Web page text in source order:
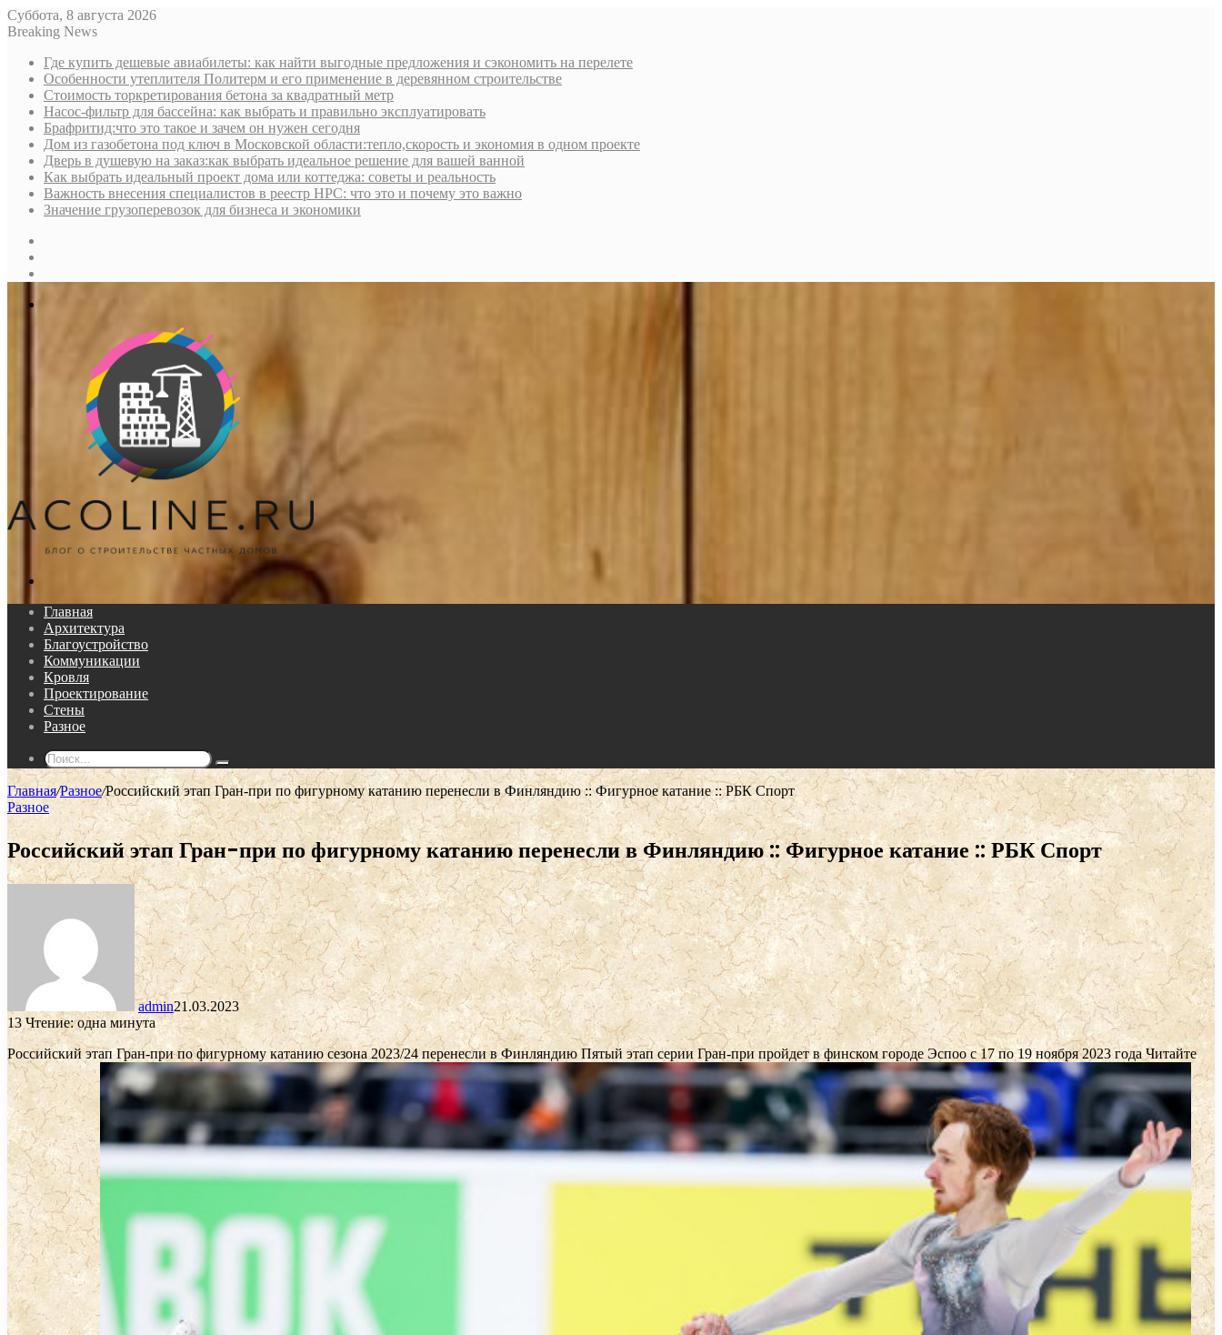
Суббота, 8 августа 2026
Breaking News
Где купить дешевые авиабилеты: как найти выгодные предложения и сэкономить на перелете
Особенности утеплителя Политерм и его применение в деревянном строительстве
Стоимость торкретирования бетона за квадратный метр
Насос-фильтр для бассейна: как выбрать и правильно эксплуатировать
Брафритид:что это такое и зачем он нужен сегодня
Дом из газобетона под ключ в Московской области:тепло,скорость и экономия в одном проекте
Дверь в душевую на заказ:как выбрать идеальное решение для вашей ванной
Как выбрать идеальный проект дома или коттеджа: советы и реальность
Важность внесения специалистов в реестр НРС: что это и почему это важно
Значение грузоперевозок для бизнеса и экономики
Главная
Архитектура
Благоустройство
Коммуникации
Кровля
Проектирование
Стены
Разное
Поиск...
Главная/Разное/Российский этап Гран-при по фигурному катанию перенесли в Финляндию :: Фигурное катание :: РБК Спорт
Разное
Российский этап Гран-при по фигурному катанию перенесли в Финляндию :: Фигурное катание :: РБК Спорт
admin21.03.2023
13Чтение: одна минута
Российский этап Гран-при по фигурному катанию сезона 2023/24 перенесли в Финляндию Пятый этап серии Гран-при пройдет в финском городе Эспоо с 17 по 19 ноября 2023 годаЧитайте